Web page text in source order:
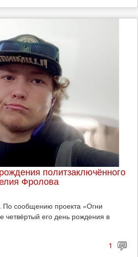
политзаключённого
Фролова
По сообщению проекта «Огни
четвёртый его день рождения в
1